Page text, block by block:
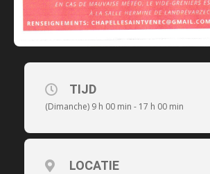
TIJD
(Dimanche) 9 h 00 min - 17 h 00 min
LOCATIE